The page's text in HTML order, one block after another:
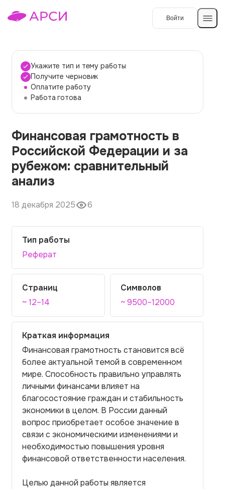
Войти
Темы работ
О сервисе
О компании
Наши гарантии
Порядок оплаты
Контакты
Укажите тип и тему работы
Получите черновик
Оплатите работу
Работа готова
Финансовая грамотность в
Российской Федерации и за
рубежом: сравнительный
анализ
18 декабря 2025 6
Тип работы
Реферат
Страниц
~ 12–14
Символов
~ 9500–12000
Краткая информация
Финансовая грамотность становится всё
более актуальной темой в современном
мире. Способность правильно управлять
личными финансами влияет на
благосостояние граждан и стабильность
экономики в целом. В России данный
вопрос приобретает особое значение в
связи с экономическими изменениями и
необходимостью повышения уровня
финансовой ответственности населения.
Целью данной работы является